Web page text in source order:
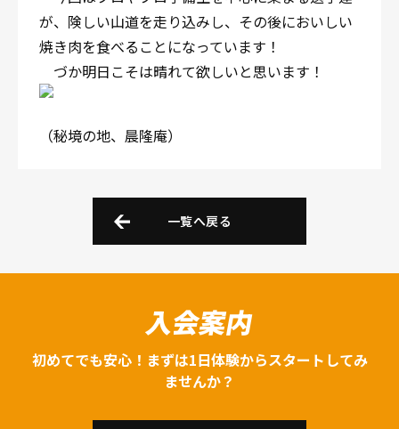
が、険しい山道を走り込みし、その後においしい
焼き肉を食べることになっています！
づか明日こそは晴れて欲しいと思います！
（秘境の地、晨隆庵）
一覧へ戻る
入会案内
初めてでも安心！まずは1日体験からスタートしてみ
ませんか？